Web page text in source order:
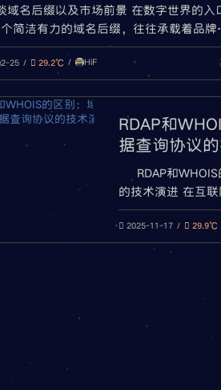
域名后缀以及市场前景 在数字世界的入
简洁有力的域名后缀，往往承载着品牌
认同与市场定位的深层密码。从全球通
彰显本土特色的.cn，从传统经典到创
生态的演进折射出互联网发展的多元脉
将系统梳理域名后缀的分类体系，深度
缀的核心价值，并结合政策
25 29.2℃ HiF
RDAP和
据查询协议
RDAP和
的技术演进 在互
册信息是网络安全
作。随着技术发展
协议正逐步被更现
Access Protocol）
2025-11-17 29.9℃